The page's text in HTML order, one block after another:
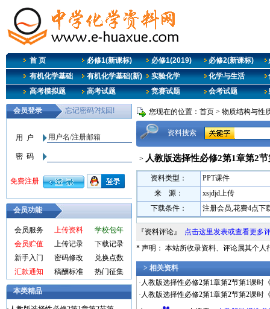
首 页 必修1(新课标) 必修1(2019) 必修2(新课标)
有机化学基础
有机化学基础(新) 实验化学 化学与生活
高考模拟题
高考试题 竞赛试题 会考试题
会员功能
会员服务 上传资料
学校包年
会员贮值
上传记录
下载记录
新手入门
密码修改
兑换点数
汇款通知
稿酬标准 热门征集
本类精品
您现在的位置： 首页 > 物质结构与性
资料搜索
> 人教版选择性必修2第1章第2
资料类型：
PPT课件
来 源：
xsjdjd上传
下载条件：
注册会员,花费4点下
『资料评论』 点击这里发表或查看更多
* 声明： 本站所收录资料、评论属其个人
> 相关资料
· 人教版选择性必修2第1章第2节第1课时
· 人教版选择性必修2第1章第2节第2课